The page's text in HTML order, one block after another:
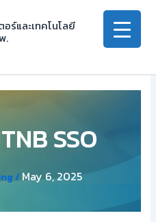
ร์และเทคโนโลยี
.
SSO
/ May 6, 2025